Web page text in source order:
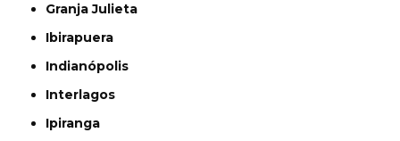
Granja Julieta
Ibirapuera
Indianópolis
Interlagos
Ipiranga